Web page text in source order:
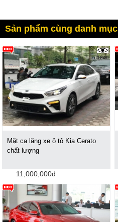
Sản phẩm cùng danh mục
1840
Mặt ca lăng xe ô tô Kia Cerato
chất lượng
11,000,000đ